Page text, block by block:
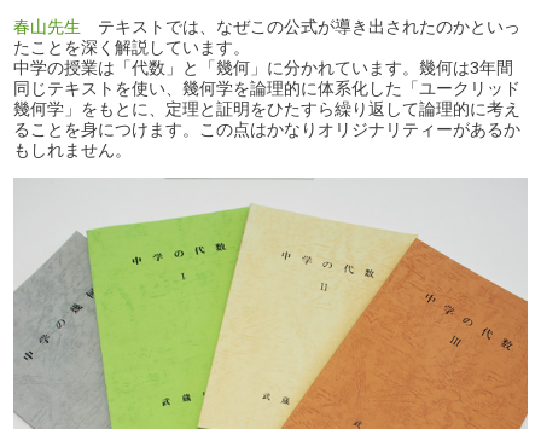
春山先生 テキストでは、なぜこの公式が導き出されたのかといっ
たことを深く解説しています。
中学の授業は「代数」と「幾何」に分かれています。幾何は3年間
同じテキストを使い、幾何学を論理的に体系化した「ユークリッド
幾何学」をもとに、定理と証明をひたすら繰り返して論理的に考え
ることを身につけます。この点はかなりオリジナリティーがあるか
もしれません。